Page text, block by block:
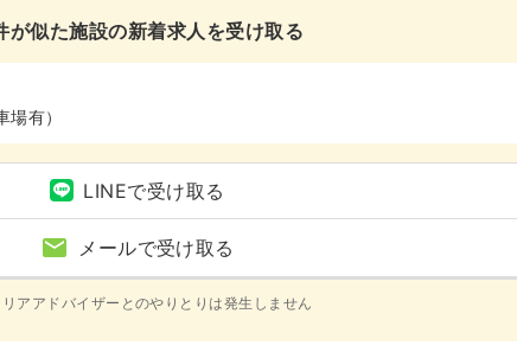
が似た施設の新着求人を受け取る
有）
LINEで受け取る
メールで受け取る
アアドバイザーとのやりとりは発生しません